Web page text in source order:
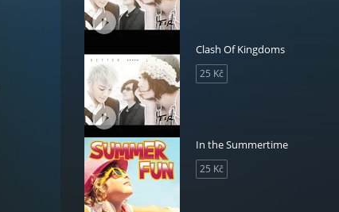
Clash Of Kingdoms
25 Kč
In the Summertime
25 Kč